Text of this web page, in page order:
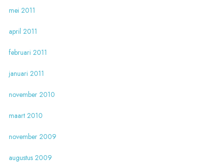
mei 2011
april 2011
februari 2011
januari 2011
november 2010
maart 2010
november 2009
augustus 2009